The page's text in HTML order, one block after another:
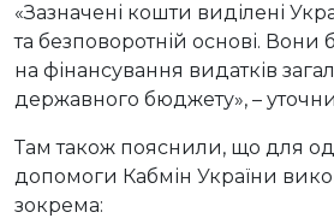
«Зазначені кошти виділені
та безповоротній основі. Вони
на фінансування видатків
державного бюджету», –
Там також пояснили, що для
допомоги Кабмін України
зокрема: